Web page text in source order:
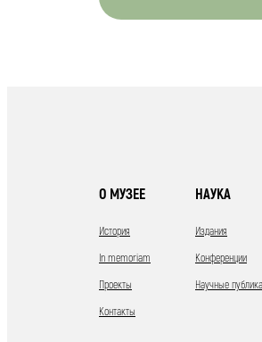
О МУЗЕЕ
История
In memoriam
Проекты
Контакты
НАУКА
Издания
Конференции
Научные